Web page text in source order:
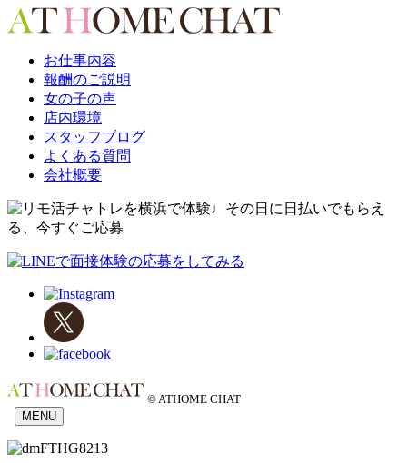
お仕事内容
報酬のご説明
女の子の声
店内環境
スタッフブログ
よくある質問
会社概要
© ATHOME CHAT
MENU